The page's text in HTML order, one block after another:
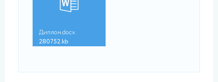
Диплом.docx
280752.kb